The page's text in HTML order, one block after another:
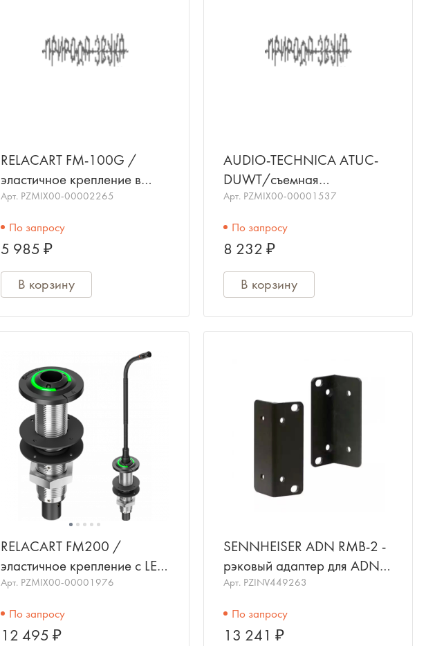
RELACART FM-100G /
эластичное крепление в
поверхность (в стол) для
RELACART
Арт. PZMIX00-00002265
По запросу
5 985 ₽
В корзину
AUDIO-TECHNICA ATUC-
DUWT/съемная
утяжеляющая пластина для
устойчивости/AUDIO-
TECHNICA
Арт. PZMIX00-00001537
По запросу
8 232 ₽
В корзину
RELACART FM200 /
эластичное крепление с LED
выключателем в
RELACART
Арт. PZMIX00-00001976
По запросу
12 495 ₽
SENNHEISER ADN RMB-2 -
рэковый адаптер для ADN
CU1
Арт. PZINV449263
По запросу
13 241 ₽